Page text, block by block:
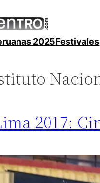
2025Festivales
2017: